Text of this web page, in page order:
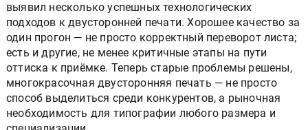
выявил несколько успешных технологических
подходов к двусторонней печати. Хорошее качество за
один прогон — не просто корректный переворот листа;
есть и другие, не менее критичные этапы на пути
оттиска к приёмке. Теперь старые проблемы решены,
многокрасочная двусторонняя печать — не просто
способ выделиться среди конкурентов, а рыночная
необходимость для типографии любого размера и